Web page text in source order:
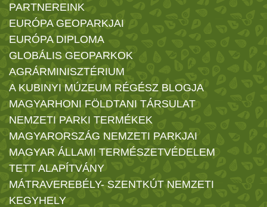
PARTNEREINK
EURÓPA GEOPARKJAI
EURÓPA DIPLOMA
GLOBÁLIS GEOPARKOK
AGRÁRMINISZTÉRIUM
A KUBINYI MÚZEUM RÉGÉSZ BLOGJA
MAGYARHONI FÖLDTANI TÁRSULAT
NEMZETI PARKI TERMÉKEK
MAGYARORSZÁG NEMZETI PARKJAI
MAGYAR ÁLLAMI TERMÉSZETVÉDELEM
TETT ALAPÍTVÁNY
MÁTRAVEREBÉLY- SZENTKÚT NEMZETI
KEGYHELY